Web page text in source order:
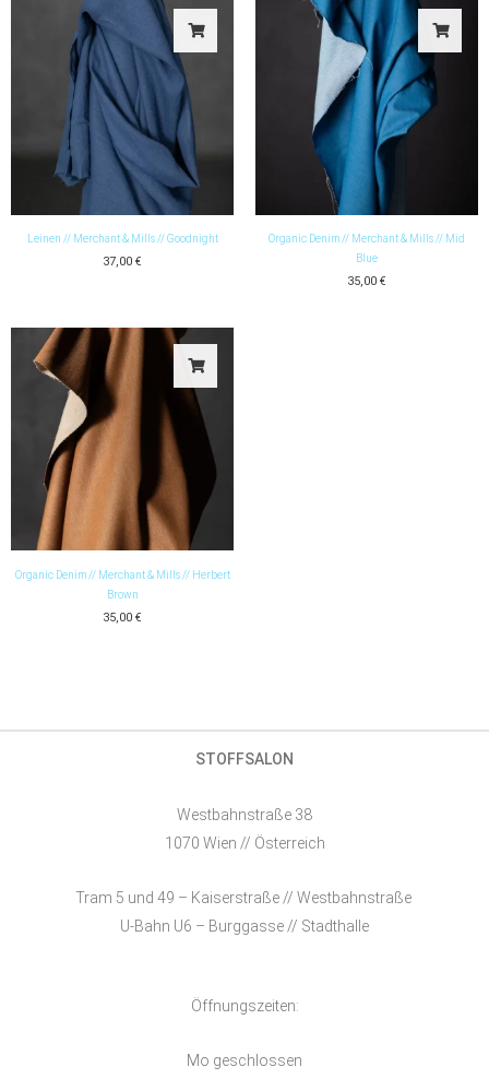
Leinen // Merchant & Mills // Goodnight
37,00 €
Organic Denim // Merchant & Mills // Mid
Blue
35,00 €
Organic Denim // Merchant & Mills // Herbert
Brown
35,00 €
STOFFSALON
Westbahnstraße 38
1070 Wien // Österreich
Tram 5 und 49 – Kaiserstraße // Westbahnstraße
U-Bahn U6 – Burggasse // Stadthalle
Öffnungszeiten:
Mo geschlossen